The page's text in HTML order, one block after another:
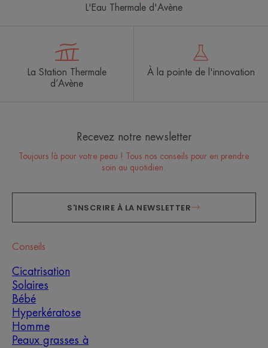
L'Eau Thermale d'Avène
La Station Thermale
d’Avène
À la pointe de l'innovation
Recevez notre newsletter
Toujours là pour votre peau ! Tous nos conseils pour en prendre
soin au quotidien.
S'INSCRIRE À LA NEWSLETTER
Conseils
Cicatrisation
Solaires
Bébé
Hyperkératose
Homme
Peaux grasses à